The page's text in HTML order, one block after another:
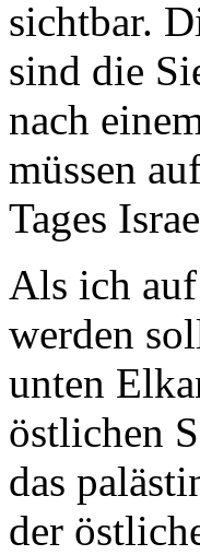
sichtbar.
sind die
nach
müssen
Tages
Als ich
werden
unten
östlichen
das
der